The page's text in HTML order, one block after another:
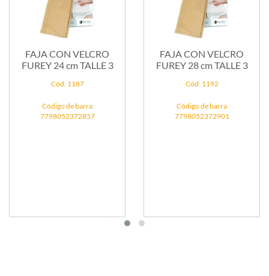
FAJA CON VELCRO
FUREY 24 cm TALLE 3
Cód: 1187
Código de barra
7798052372857
FAJA CON VELCRO
FUREY 28 cm TALLE 3
Cód: 1192
Código de barra
7798052372901